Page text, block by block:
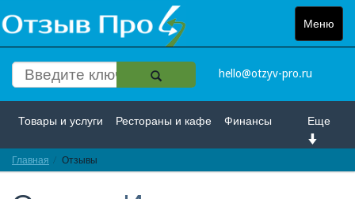
Меню
Toggle
hello@otzyv-pro.ru
Еще
Товары и услуги Рестораны и кафе Финансы
Красота и здоровье
Главная Отзывы